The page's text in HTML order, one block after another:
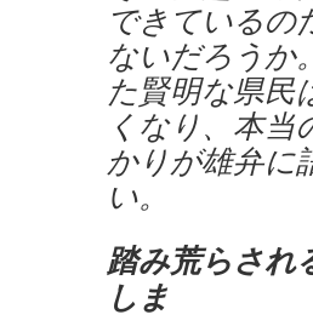
できているの
ないだろうか
た賢明な県民
くなり、本
かりが雄弁に
い。
踏み荒らされ
しま